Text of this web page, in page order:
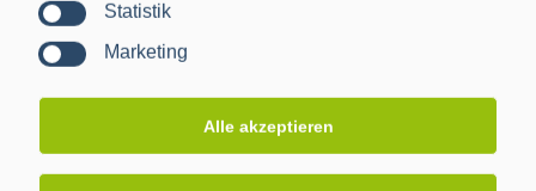
Statistik
Marketing
Alle akzeptieren
Seite teilen:
linkedinredditwhatsapp
Email